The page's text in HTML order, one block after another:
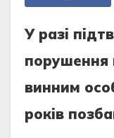
У рaзi
порушeння
винним
рокiв